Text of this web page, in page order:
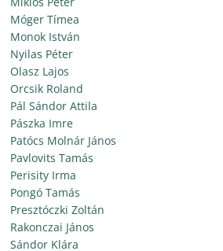
Móger Tímea
Monok István
Nyilas Péter
Olasz Lajos
Orcsik Roland
Pál Sándor Attila
Pászka Imre
Patócs Molnár János
Pavlovits Tamás
Perisity Irma
Pongó Tamás
Presztóczki Zoltán
Rakonczai János
Sándor Klára